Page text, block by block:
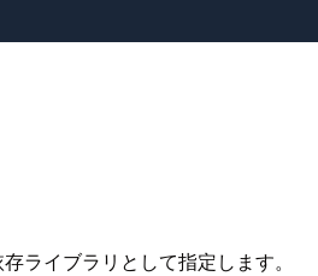
ライブラリとして指定します。